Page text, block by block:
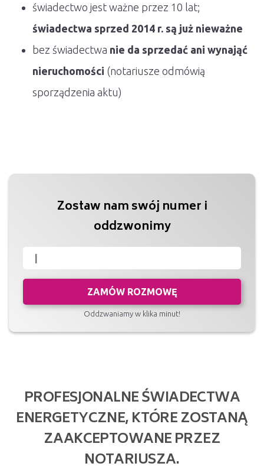
świadectwo jest ważne przez 10 lat;
świadectwa sprzed 2014 r. są już nieważne
bez świadectwa nie da sprzedać ani wynająć
nieruchomości (notariusze odmówią
sporządzenia aktu)
Zostaw nam swój numer i
oddzwonimy
ZAMÓW ROZMOWĘ
Oddzwaniamy w klika minut!
PROFESJONALNE ŚWIADECTWA
ENERGETYCZNE, KTÓRE ZOSTANĄ
ZAAKCEPTOWANE PRZEZ
NOTARIUSZA.